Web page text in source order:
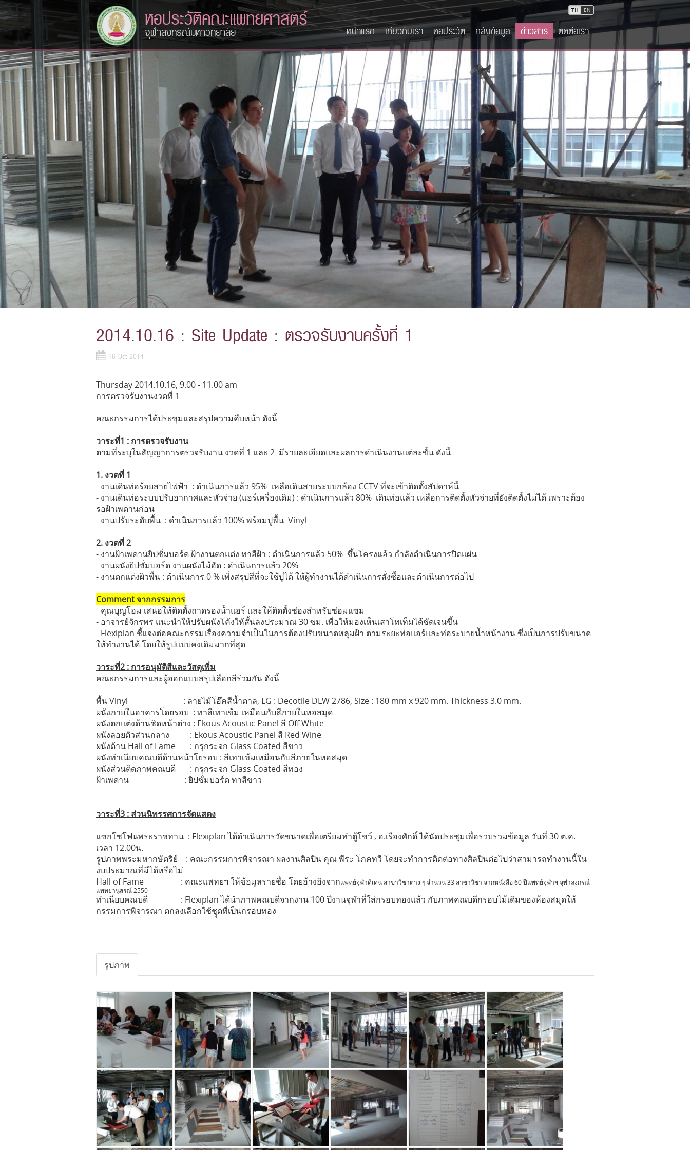
TH EN
หอประวัติคณะแพทยศาสตร์
จุฬาลงกรณ์มหาวิทยาลัย หน้าแรก เกี่ยวกับเรา หอประวัติ คลังข้อมูล ข่าวสาร ติดต่อเรา
2014.10.16 : Site Update : ตรวจรับงานครั้งที่ 1
16 Oct 2014
Thursday 2014.10.16, 9.00 - 11.00 am
การตรวจรับงานงวดที่ 1
คณะกรรมการได้ประชุมและสรุปความคืบหน้า ดังนี้
วาระที่1 : การตรวจรับงาน
ตามที่ระบุในสัญญาการตรวจรับงาน งวดที่ 1 และ 2 มีรายละเอียดและผลการดำเนินงานแต่ละขั้น ดังนี้
1. งวดที่ 1
- งานเดินท่อร้อยสายไฟฟ้า : ดำเนินการแล้ว 95% เหลือเดินสายระบบกล้อง CCTV ที่จะเข้าติดตั้งสัปดาห์นี้
- งานเดินท่อระบบปรับอากาศและหัวจ่าย (แอร์เครื่องเดิม) : ดำเนินการแล้ว 80% เดินท่อแล้ว เหลือการติดตั้งหัวจ่ายที่ยังติดตั้งไม่ได้ เพราะต้อง
รอฝ้าเพดานก่อน
- งานปรับระดับพื้น : ดำเนินการแล้ว 100% พร้อมปูพื้น Vinyl
2. งวดที่ 2
- งานฝ้าเพดานยิปซั่มบอร์ด ฝ้างานตกแต่ง ทาสีฝ้า : ดำเนินการแล้ว 50% ขึ้นโครงแล้ว กำลังดำเนินการปิดแผ่น
- งานผนังยิปซั่มบอร์ด งานผนังไม้อัด : ดำเนินการแล้ว 20%
- งานตกแต่งผิวพื้น : ดำเนินการ 0 % เพิ่งสรุปสีที่จะใช้ปูได้ ให้ผู้ทำงานได้ดำเนินการสั่งซื้อและดำเนินการต่อไป
Comment จากกรรมการ
- คุณบุญโฮม เสนอให้ติดตั้งถาดรองน้ำแอร์ และให้ติดตั้งช่องสำหรับซ่อมแซม
- อาจารย์จักรพร แนะนำให้ปรับผนังโค้งให้สั้นลงประมาณ 30 ซม. เพื่อให้มองเห็นเสาโทเท็มได้ชัดเจนขึ้น
- Flexiplan ชี้แจงต่อคณะกรรมเรื่องความจำเป็นในการต้องปรับขนาดหลุมฝ้า ตามระยะท่อแอร์และท่อระบายน้ำหน้างาน ซึ่งเป็นการปรับขนาด
ให้ทำงานได้ โดยให้รูปแบบคงเดิมมากที่สุด
วาระที่2 : การอนุมัติสีและวัสดุเพิ่ม
คณะกรรมการและผู้ออกแบบสรุปเลือกสีร่วมกัน ดังนี้
พื้น Vinyl : ลายไม้โอ๊คสีน้ำตาล, LG : Decotile DLW 2786, Size : 180 mm x 920 mm. Thickness 3.0 mm.
ผนังภายในอาคารโดยรอบ : ทาสีเทาเข้ม เหมือนกับสีภายในหอสมุด
ผนังตกแต่งด้านชิดหน้าต่าง : Ekous Acoustic Panel สี Off White
ผนังลอยตัวส่วนกลาง : Ekous Acoustic Panel สี Red Wine
ผนังด้าน Hall of Fame : กรุกระจก Glass Coated สีขาว
ผนังทำเนียบคณบดีด้านหน้าโยรอบ : สีเทาเข้มเหมือนกับสีภายในหอสมุด
ผนังส่วนติดภาพคณบดี : กรุกระจก Glass Coated สีทอง
ฝ้าเพดาน : ยิปซั่มบอร์ด ทาสีขาว
วาระที่3 : ส่วนนิทรรศการจัดแสดง
แซกโซโฟนพระราชทาน : Flexiplan ได้ดำเนินการวัดขนาดเพื่อเตรียมทำตู้โชว์ , อ.เรืองศักดิ์ ได้นัดประชุมเพื่อรวบรวมข้อมูล วันที่ 30 ต.ค.
เวลา 12.00น.
รูปภาพพระมหากษัตริย์ : คณะกรรมการพิจารณา ผลงานศิลปิน คุณ พีระ โภคทวี โดยจะทำการติดต่อทางศิลปินต่อไปว่าสามารถทำงานนี้ใน
งบประมาณที่มีได้หรือไม่
Hall of Fame : คณะแพทยฯ ให้ข้อมูลรายชื่อ โดยอ้างอิงจากแพทย์จุฬาดีเด่น สาขาวิชาต่าง ๆ จำนวน 33 สาขาวิชา จากหนังสือ 60 ปีแพทย์จุฬาฯ จุฬาลงกรณ์
แพทยานุสรณ์ 2550
ทำเนียบคณบดี : Flexiplan ได้นำภาพคณบดีจากงาน 100 ปีงานจุฬาที่ใส่กรอบทองแล้ว กับภาพคณบดีกรอบไม้เดิมของห้องสมุดให้
กรรมการพิจารณา ตกลงเลือกใช้ชุุดที่เป็นกรอบทอง
รูปภาพ